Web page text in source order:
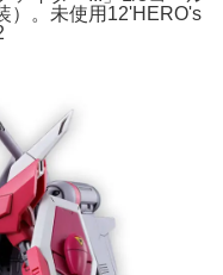
）。未使用12'HERO's